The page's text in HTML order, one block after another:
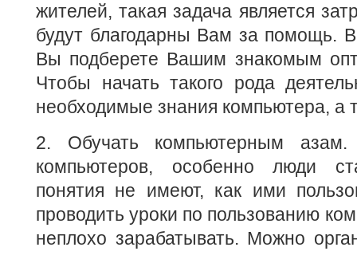
жителей, такая задача является
будут благодарны Вам за помощь. В
Вы подберете Вашим знакомым
Чтобы начать такого рода
необходимые знания компьютера, а
2. Обучать компьютерным азам.
компьютеров, особенно люди
понятия не имеют, как ими
проводить уроки по пользованию
неплохо зарабатывать. Можно